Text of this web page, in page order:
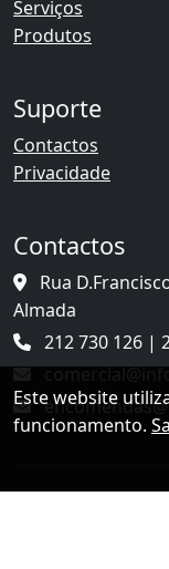
Este website
funcionamento.
Serviços
Produtos
Suporte
Contactos
Privacidade
Contactos
Rua
Almada
212 730 126 |